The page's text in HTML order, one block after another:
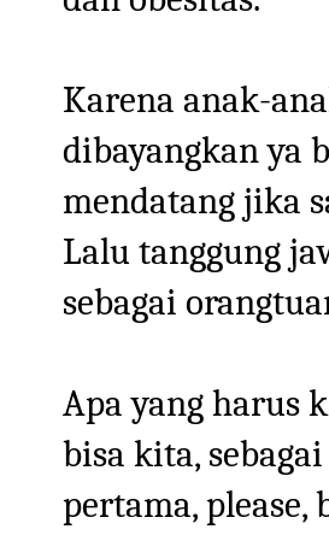
Karena anak-
dibayangkan ya
mendatang jika
Lalu tanggung
sebagai
Apa yang harus
bisa kita,
pertama, please,